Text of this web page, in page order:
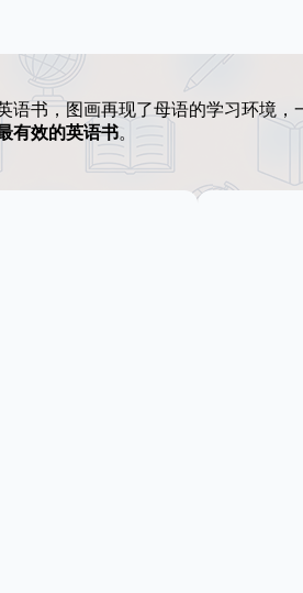
语书，图画再现了母语的学习环境，
有效的英语书。